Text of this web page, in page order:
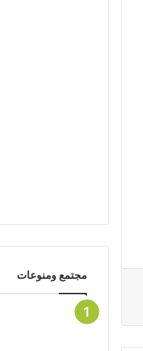
مجتمع ومنوعات